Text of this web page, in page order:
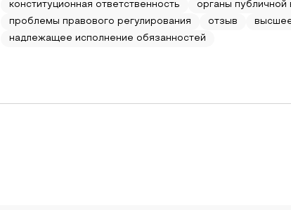
конституционная ответственность органы публичной
проблемы правового регулирования
отзыв
надлежащее исполнение обязанностей